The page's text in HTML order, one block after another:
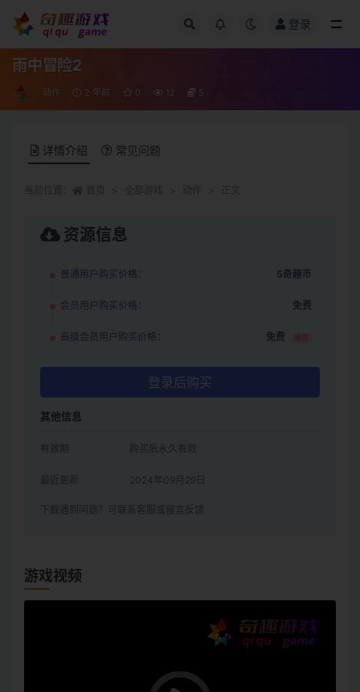
登录
雨中冒险2
动作 2 年前 0 12 5
详情介绍 常见问题
资源信息
普通用户购买价格： 5奇趣币
会员用户购买价格： 免费
高级会员用户购买价格： 免费 推荐
登录后购买
其他信息
有效期 购买后永久有效
最近更新 2024年09月29日
下载遇到问题？可联系客服或留言反馈
游戏视频